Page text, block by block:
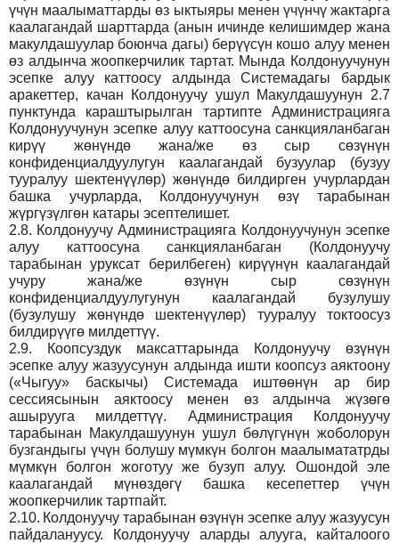
үчүн маалыматтарды өз ыктыяры менен үчүнчү жактарга
каалагандай шарттарда (анын ичинде келишимдер жана
макулдашуулар боюнча дагы) берүүсүн кошо алуу менен
өз алдынча жоопкерчилик тартат. Мында Колдонуучунун
эсепке алуу каттоосу алдында Системадагы бардык
аракеттер, качан Колдонуучу ушул Макулдашуунун 2.7
пунктунда караштырылган тартипте Администрацияга
Колдонуучунун эсепке алуу каттоосуна санкцияланбаган
кирүү жөнүндө жана/же өз сыр сөзүнүн
конфиденциалдуулугун каалагандай бузуулар (бузуу
тууралуу шектенүүлөр) жөнүндө билдирген учурлардан
башка учурларда, Колдонуучунун өзү тарабынан
жүргүзүлгөн катары эсептелишет.
2.8. Колдонуучу Администрацияга Колдонуучунун эсепке
алуу каттоосуна санкцияланбаган (Колдонуучу
тарабынан уруксат берилбеген) кирүүнүн каалагандай
учуру жана/же өзүнүн сыр сөзүнүн
конфиденциалдуулугунун каалагандай бузулушу
(бузулушу жөнүндө шектенүүлөр) тууралуу токтоосуз
билдирүүгө милдеттүү.
2.9.
Коопсуздук максаттарында Колдонуучу өзүнүн
эсепке алуу жазуусунун алдында ишти коопсуз аяктоону
(«Чыгуу» баскычы) Системада иштөөнүн ар бир
сессиясынын аяктоосу менен өз алдынча жүзөгө
ашырууга милдеттүү. Администрация Колдонуучу
тарабынан Макулдашуунун ушул бөлүгүнүн жоболорун
бузгандыгы үчүн болушу мүмкүн болгон маалымататрды
мүмкүн болгон жоготуу же бузуп алуу. Ошондой эле
каалагандай мүнөздөгү башка кесепеттер үчүн
жоопкерчилик тартпайт.
2.10. Колдонуучу тарабынан өзүнүн эсепке алуу жазуусун
пайдалануусу. Колдонуучу аларды алууга, кайталоого